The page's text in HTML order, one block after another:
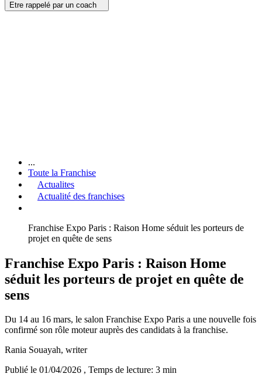
Etre rappelé par un coach
...
Toute la Franchise
Actualites
Actualité des franchises
Franchise Expo Paris : Raison Home séduit les porteurs de
projet en quête de sens
Franchise Expo Paris : Raison Home
séduit les porteurs de projet en quête de
sens
Du 14 au 16 mars, le salon Franchise Expo Paris a une nouvelle fois
confirmé son rôle moteur auprès des candidats à la franchise.
Rania Souayah, writer
Publié le 01/04/2026 , Temps de lecture: 3 min